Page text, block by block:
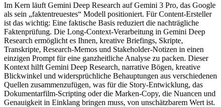
Im Kern läuft Gemini Deep Research auf Gemini 3 Pro, das Google
als sein „faktentreuestes“ Modell positioniert. Für Content-Ersteller
ist das wichtig: Eine faktische Basis reduziert die nachträgliche
Faktenprüfung. Die Long-Context-Verarbeitung in Gemini Deep
Research ermöglicht es Ihnen, kreative Briefings, Skripte,
Transkripte, Research-Memos und Stakeholder-Notizen in einen
einzigen Prompt für eine ganzheitliche Analyse zu packen. Dieser
Kontext hilft Gemini Deep Research, narrative Bögen, kreative
Blickwinkel und widersprüchliche Behauptungen aus verschiedenen
Quellen zusammenzufügen, was für die Story-Entwicklung, das
Dokumentarfilm-Scripting oder die Marken-Copy, die Nuancen und
Genauigkeit in Einklang bringen muss, von unschätzbarem Wert ist.